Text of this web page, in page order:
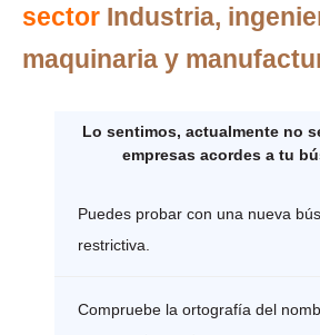
sector Industria,
maquinaria y
Lo sentimos, actualmente no
empresas acordes a tu
Puedes probar con una nueva
restrictiva.
Compruebe la ortografía del